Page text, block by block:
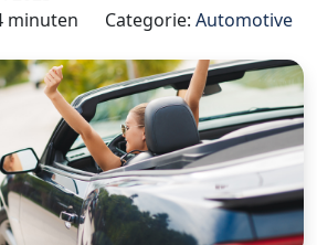
minuten
Categorie: Automotive